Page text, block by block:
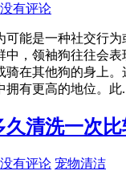
没有评论
可能是一种社交行
中，领袖狗往往会
骑在其他狗的身上
拥有更高的地位。此
清洗一次比
没有评论 宠物清洁